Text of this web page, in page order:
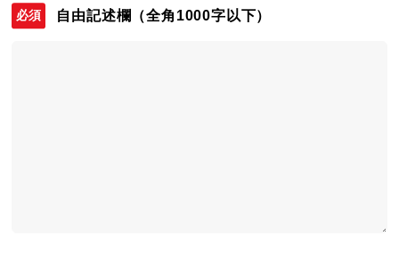
自由記述欄 （全角1000字以下）